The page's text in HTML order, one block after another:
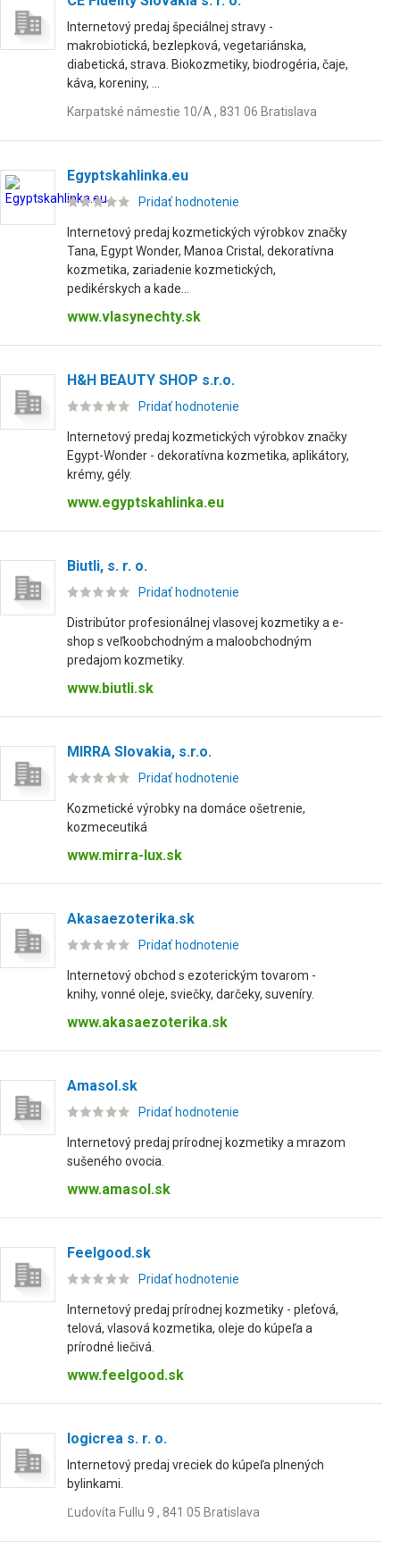
Internetový predaj špeciálnej stravy -
makrobiotická, bezlepková, vegetariánska,
diabetická, strava. Biokozmetiky, biodrogéria, čaje,
káva, koreniny, ...
Karpatské námestie 10/A , 831 06 Bratislava
Egyptskahlinka.eu
Pridať hodnotenie
Internetový predaj kozmetických výrobkov značky
Tana, Egypt Wonder, Manoa Cristal, dekoratívna
kozmetika, zariadenie kozmetických,
pedikérskych a kade...
www.vlasynechty.sk
H&H BEAUTY SHOP s.r.o.
Pridať hodnotenie
Internetový predaj kozmetických výrobkov značky
Egypt-Wonder - dekoratívna kozmetika, aplikátory,
krémy, gély.
www.egyptskahlinka.eu
Biutli, s. r. o.
Pridať hodnotenie
Distribútor profesionálnej vlasovej kozmetiky a e-
shop s veľkoobchodným a maloobchodným
predajom kozmetiky.
www.biutli.sk
MIRRA Slovakia, s.r.o.
Pridať hodnotenie
Kozmetické výrobky na domáce ošetrenie,
kozmeceutiká
www.mirra-lux.sk
Akasaezoterika.sk
Pridať hodnotenie
Internetový obchod s ezoterickým tovarom -
knihy, vonné oleje, sviečky, darčeky, suveníry.
www.akasaezoterika.sk
Amasol.sk
Pridať hodnotenie
Internetový predaj prírodnej kozmetiky a mrazom
sušeného ovocia.
www.amasol.sk
Feelgood.sk
Pridať hodnotenie
Internetový predaj prírodnej kozmetiky - pleťová,
telová, vlasová kozmetika, oleje do kúpeľa a
prírodné liečivá.
www.feelgood.sk
logicrea s. r. o.
Internetový predaj vreciek do kúpeľa plnených
bylinkami.
Ľudovíta Fullu 9 , 841 05 Bratislava